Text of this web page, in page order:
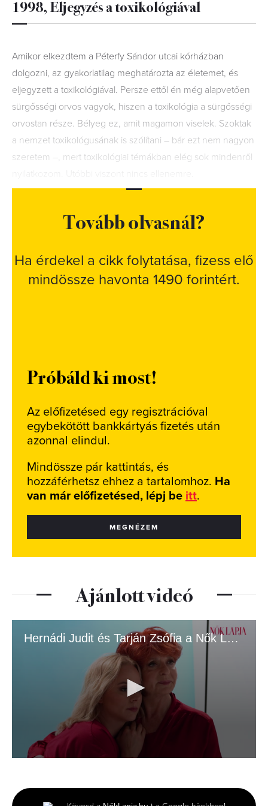
1998, Eljegyzés a toxikológiával
Amikor elkezdtem a Péterfy Sándor utcai kórházban
dolgozni, az gyakorlatilag meghatározta az életemet, és
eljegyzett a toxikológiával. Persze ettől én még alapvetően
sürgősségi orvos vagyok, hiszen a toxikológia a sürgősségi
orvostan része. Bélyeg ez, amit magamon viselek. Szoktak
a nemzet toxikológusának is szólítani – bár ezt nem nagyon
szeretem –, mert toxikológiai témákban elég sok mindenről
Tovább olvasnál?
Ha érdekel a cikk folytatása, fizess elő
mindössze havonta 1490 forintért.
Próbáld ki most!
Az előfizetésed egy regisztrációval
egybekötött bankkártyás fizetés után
azonnal elindul.
Mindössze pár kattintás, és
hozzáférhetsz ehhez a tartalomhoz. Ha
van már előfizetésed, lépj be itt.
MEGNÉZEM
Ajánlott videó
Hernádi Judit és Tarján Zsófia a Nők Lapja címlapján.mp4
minutes,